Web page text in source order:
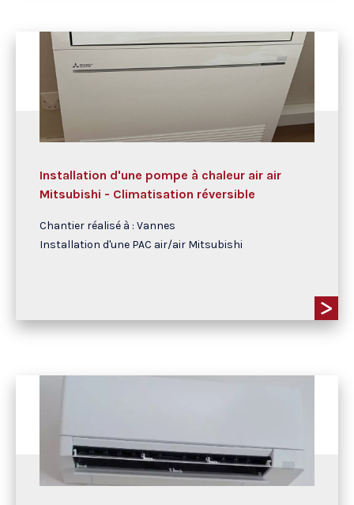
Installation d'une pompe à chaleur air air
Mitsubishi - Climatisation réversible
Chantier réalisé à : Vannes
Installation d'une PAC air/air Mitsubishi